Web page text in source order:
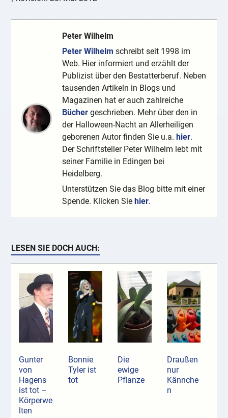
Peter Wilhelm
Peter Wilhelm schreibt seit 1998 im
Web. Hier informiert und erzählt der
Publizist über den Bestatterberuf. Neben
tausenden Artikeln in Blogs und
Magazinen hat er auch zahlreiche
Bücher geschrieben. Mehr über den in
der Halloween-Nacht an Allerheiligen
geborenen Autor finden Sie u.a.hier.
Der Schriftsteller Peter Wilhelm lebt mit
seiner Familie in Edingen bei
Heidelberg.
Unterstützen Sie das Blog bitte mit einer
Spende. Klicken Siehier.
LESEN SIE DOCH AUCH:
Gunter
von
Hagens
ist tot –
Körperwe
lten
Bonnie
Tyler ist
tot
Die
ewige
Pflanze
Draußen
nur
Kännche
n